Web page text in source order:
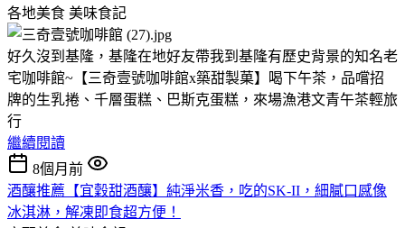
各地美食 美味食記
好久沒到基隆，基隆在地好友帶我到基隆有歷史背景的知名老
宅咖啡館~【三奇壹號咖啡館x築甜製菓】喝下午茶，品嚐招
牌的生乳捲、千層蛋糕、巴斯克蛋糕，來場漁港文青午茶輕旅
行
繼續閱讀
8個月前
酒釀推薦【宜穀甜酒釀】純淨米香，吃的SK-II，細膩口感像
冰淇淋，解凍即食超方便！